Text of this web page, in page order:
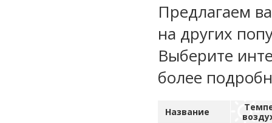
Предлагаем
на других
Выберите
более
Название